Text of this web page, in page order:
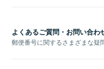
よくあるご質問・お問い合わ
郵便番号に関するさまざまな疑